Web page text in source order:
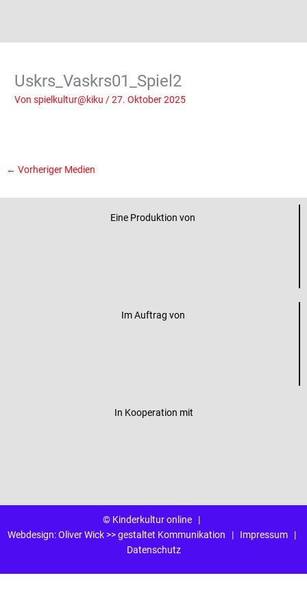
Uskrs_Vaskrs01_Spiel2
Vonspielkultur@kiku/27. Oktober 2025
← Vorheriger Medien
Eine Produktion von
Im Auftrag von
In Kooperation mit
© Kinderkultur online |
Webdesign:Oliver Wick >> gestaltet Kommunikation | Impressum|
Datenschutz